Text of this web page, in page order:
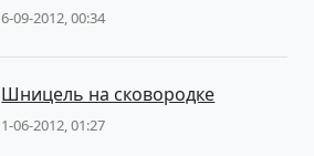
6-09-2012, 00:34
Шницель на сковородке
1-06-2012, 01:27